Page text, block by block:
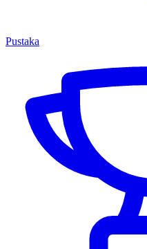
Pustaka